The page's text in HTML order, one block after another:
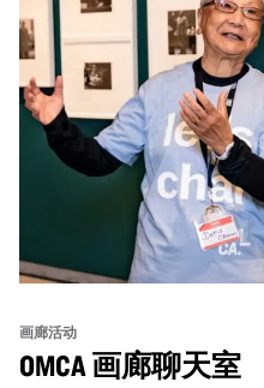
画廊活动
OMCA 画廊聊天室